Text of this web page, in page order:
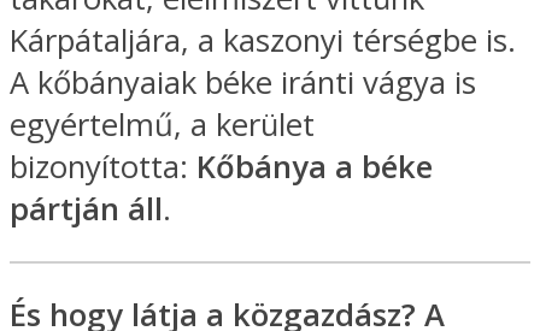
Kárpátaljára, a kaszonyi térségbe is.
A kőbányaiak béke iránti vágya is
egyértelmű, a kerület
bizonyította: Kőbánya a béke
pártján áll.
És hogy látja a közgazdász? A